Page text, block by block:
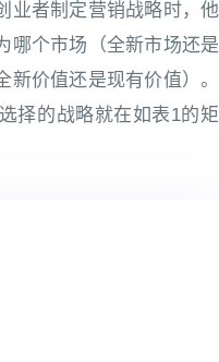
业者制定营销战略时，他
哪个市场（全新市场还是
价值还是现有价值）。
择的战略就在如表1的矩